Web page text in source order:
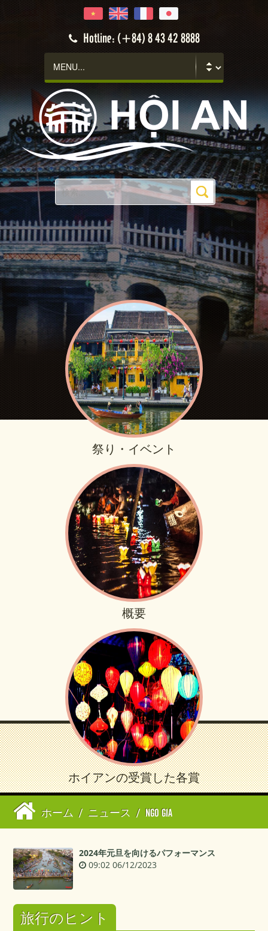
Hotline: (+84) 8 43 42 8888
祭り・イベント
概要
ホイアンの受賞した各賞
ホーム / ニュース / NGO GIA
2024年元旦を向けるパフォーマンス
09:02 06/12/2023
旅行のヒント